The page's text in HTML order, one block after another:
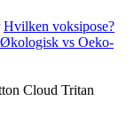
Hvilken voksipose?
Økologisk vs Oeko-
Cloud Tritan